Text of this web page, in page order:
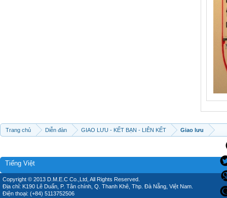
Trang chủ Diễn đàn GIAO LƯU - KẾT BẠN - LIÊN KẾT Giao lưu
Tiếng Việt
Copyright © 2013 D.M.E.C Co.,Ltd, All Rights Reserved.
Địa chỉ: K190 Lê Duẩn, P. Tân chính, Q. Thanh Khê, Thp. Đà Nẵng, Việt Nam.
Điện thoại: (+84) 5113752506